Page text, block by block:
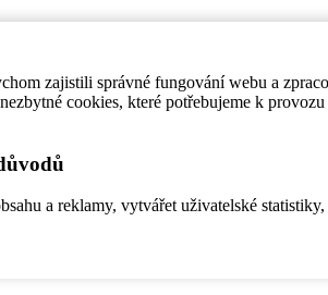
zajistili správné fungování webu a
cookies, které potřebujeme k
a reklamy, vytvářet uživatelské